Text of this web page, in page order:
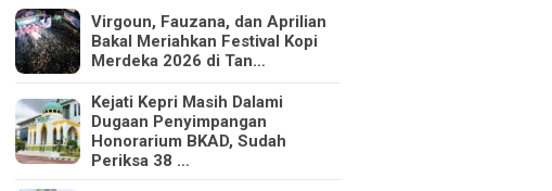
Virgoun, Fauzana, dan Aprilian
Bakal Meriahkan Festival Kopi
Merdeka 2026 di Tan…
Kejati Kepri Masih Dalami
Dugaan Penyimpangan
Honorarium BKAD, Sudah
Periksa 38 …